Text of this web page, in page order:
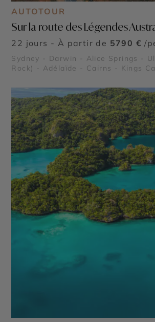
AUTOTOUR
Sur la route des Légendes
22 jours - À partir de 5790 € /
Sydney - Darwin - Alice Springs -
Rock) - Adélaïde - Cairns - Kings
Island - Parc National de Kakadu -
de Daintree - Blue Mountains -